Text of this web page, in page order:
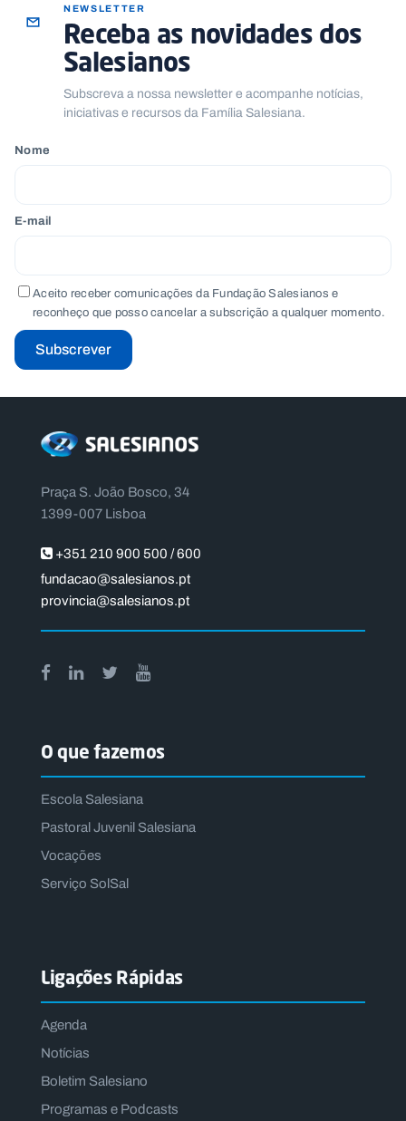
NEWSLETTER
Receba as novidades dos
Salesianos
Subscreva a nossa newsletter e acompanhe notícias,
iniciativas e recursos da Família Salesiana.
Nome
E-mail
Aceito receber comunicações da Fundação Salesianos e
reconheço que posso cancelar a subscrição a qualquer momento.
Subscrever
Praça S. João Bosco, 34
1399-007 Lisboa
+351 210 900 500 / 600
fundacao@salesianos.pt
provincia@salesianos.pt
O que fazemos
Escola Salesiana
Pastoral Juvenil Salesiana
Vocações
Serviço SolSal
Ligações Rápidas
Agenda
Notícias
Boletim Salesiano
Programas e Podcasts